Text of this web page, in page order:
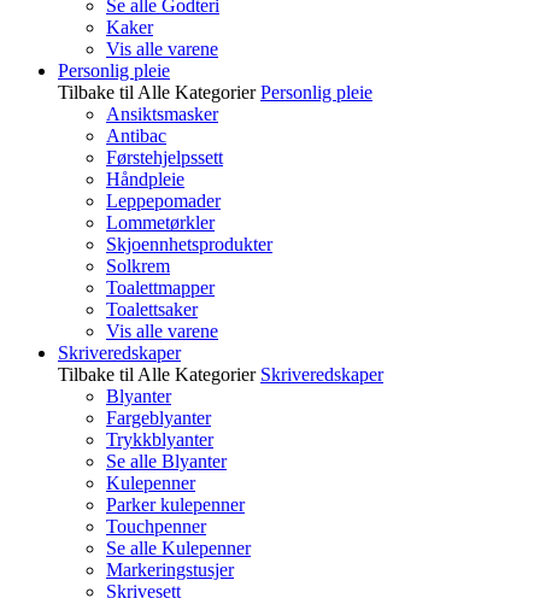
Se alle Godteri
Kaker
Vis alle varene
Personlig pleie
Tilbake til Alle Kategorier Personlig pleie
Ansiktsmasker
Antibac
Førstehjelpssett
Håndpleie
Leppepomader
Lommetørkler
Skjoennhetsprodukter
Solkrem
Toalettmapper
Toalettsaker
Vis alle varene
Skriveredskaper
Tilbake til Alle Kategorier Skriveredskaper
Blyanter
Fargeblyanter
Trykkblyanter
Se alle Blyanter
Kulepenner
Parker kulepenner
Touchpenner
Se alle Kulepenner
Markeringstusjer
Skrivesett